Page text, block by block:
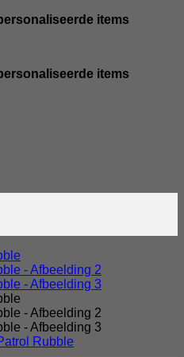
items
items
Rubble